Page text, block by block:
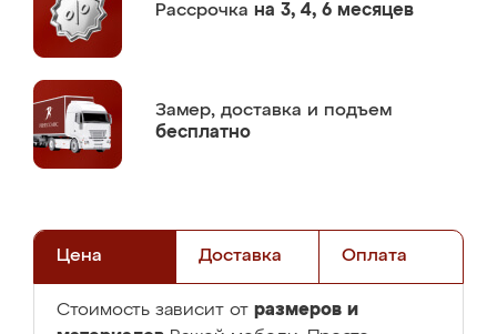
Рассрочка на 3, 4, 6 месяцев
Замер, доставка и подъем
бесплатно
Цена Доставка Оплата
Стоимость зависит от размеров и